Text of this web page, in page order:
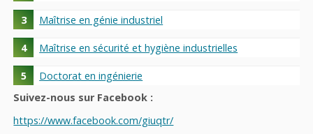
Maîtrise en génie industriel
Maîtrise en sécurité et hygiène industrielles
Doctorat en ingénierie
Suivez-nous sur Facebook :
https://www.facebook.com/giuqtr/